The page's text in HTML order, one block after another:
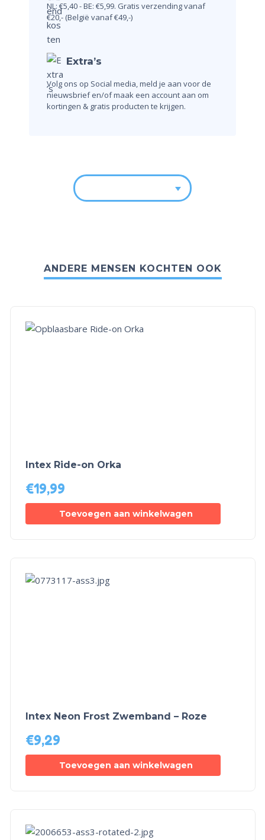
NL: €5,40 - BE: €5,99. Gratis verzending vanaf
€20,- (België vanaf €49,-)
Extra’s
Volg ons op Social media, meld je aan voor de
nieuwsbrief en/of maak een account aan om
kortingen & gratis producten te krijgen.
ANDERE MENSEN KOCHTEN OOK
Intex Ride-on Orka
€19,99
Toevoegen aan winkelwagen
Intex Neon Frost Zwemband – Roze
€9,29
Toevoegen aan winkelwagen